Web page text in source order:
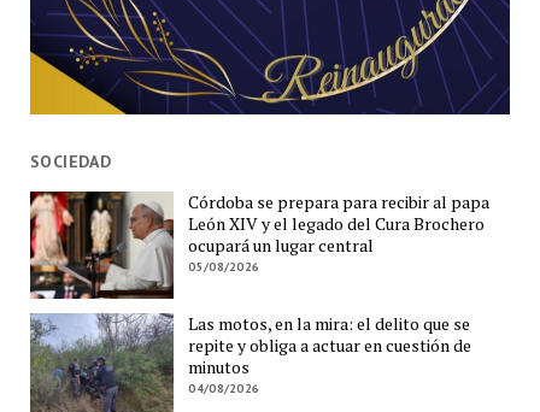
SOCIEDAD
Córdoba se prepara para recibir al papa
León XIV y el legado del Cura Brochero
ocupará un lugar central
05/08/2026
Las motos, en la mira: el delito que se
repite y obliga a actuar en cuestión de
minutos
04/08/2026